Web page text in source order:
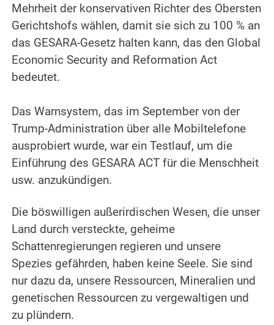
Mehrheit der konservativen Richter des Obersten
Gerichtshofs wählen, damit sie sich zu 100 % an
das GESARA-Gesetz halten kann, das den Global
Economic Security and Reformation Act
bedeutet.
Das Warnsystem, das im September von der
Trump-Administration über alle Mobiltelefone
ausprobiert wurde, war ein Testlauf, um die
Einführung des GESARA ACT für die Menschheit
usw. anzukündigen.
Die böswilligen außerirdischen Wesen, die unser
Land durch versteckte, geheime
Schattenregierungen regieren und unsere
Spezies gefährden, haben keine Seele. Sie sind
nur dazu da, unsere Ressourcen, Mineralien und
genetischen Ressourcen zu vergewaltigen und
zu plündern.